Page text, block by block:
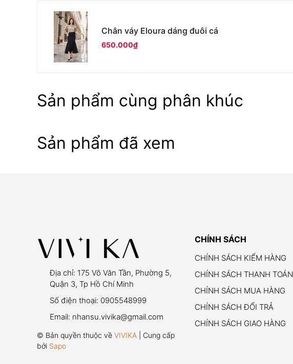
Chân váy Eloura dáng đuôi cá
650.000₫
Sản phẩm cùng phân khúc
Sản phẩm đã xem
Địa chỉ: 175 Võ Văn Tần, Phường 5,
Quận 3, Tp Hồ Chí Minh
Số điện thoại: 0905548999
Email: nhansu.vivika@gmail.com
© Bản quyền thuộc về VIVIKA | Cung cấp
bởi Sapo
CHÍNH SÁCH
CHÍNH SÁCH KIỂM HÀNG
CHÍNH SÁCH THANH TOÁN
CHÍNH SÁCH MUA HÀNG
CHÍNH SÁCH ĐỔI TRẢ
CHÍNH SÁCH GIAO HÀNG